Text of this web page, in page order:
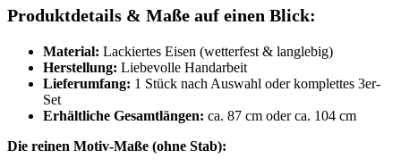
Produktdetails & Maße auf einen Blick:
Material: Lackiertes Eisen (wetterfest & langlebig)
Herstellung: Liebevolle Handarbeit
Lieferumfang: 1 Stück nach Auswahl oder komplettes 3er-
Set
Erhältliche Gesamtlängen: ca. 87 cm oder ca. 104 cm
Die reinen Motiv-Maße (ohne Stab):